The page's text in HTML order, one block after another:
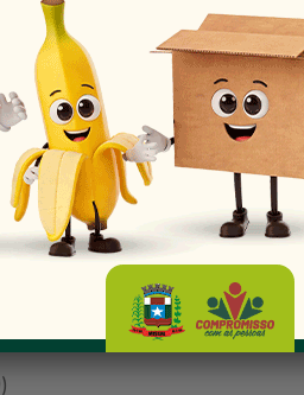
com a equipe,
toda a atenção
de preventivo ocorre das 8h
mês de março e abril,
realizadas pelas